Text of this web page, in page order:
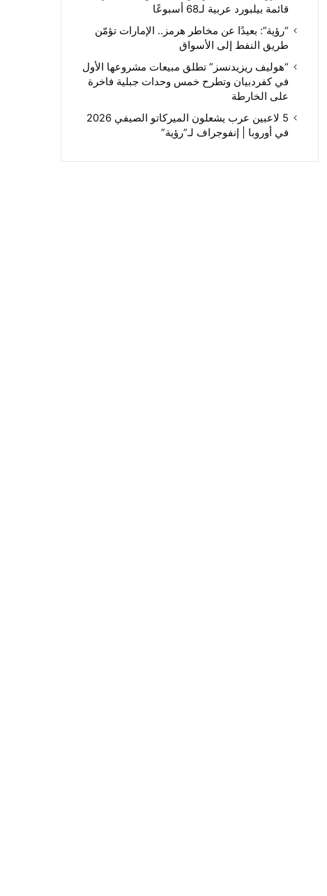
قائمة بيلبورد عربية لـ68 أسبوعًا
“رؤية”: بعيدًا عن مخاطر هرمز.. الإمارات تؤمّن
طريق النفط إلى الأسواق
“هوليف ريزيدنسز” تطلق مبيعات مشروعها الأول
في كفردبيان وتطرح خمس وحدات جبلية فاخرة
على الخارطة
5 لاعبين عرب يشعلون الميركاتو الصيفي 2026
في أوروبا | إنفوجراف لـ”رؤية”